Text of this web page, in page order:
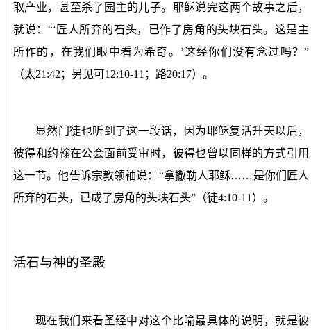
取产业，甚至杀了园主的儿子。耶稣说完这两个故事之后，
就说：“‘匠人所弃的石头，已作了房角的头块石头。这是主
所作的，在我们眼中看为希奇。’这经你们没有念过吗？”
（太21:42 ；另见可12:10-11 ；路20:17）。
显然门徒也听到了这一段话，因为耶稣复活升天以后，
彼得和约翰在公会面前受审时，彼得也曾以同样的方式引用
这一节。他告诉宗教领袖说：“拿撒勒人耶稣……是你们匠人
所弃的石头，已成了房角的头块石头”（徒4:10-11 ）。
活石与神的圣殿
现在我们来看圣经中对这个比喻最具体的说明，就是彼